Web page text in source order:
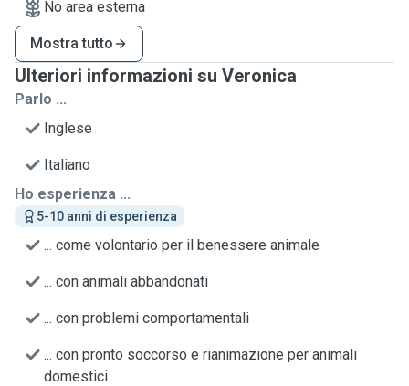
No area esterna
Mostra tutto
Ulteriori informazioni su Veronica
Parlo ...
Inglese
Italiano
Ho esperienza ...
5-10 anni di esperienza
... come volontario per il benessere animale
... con animali abbandonati
... con problemi comportamentali
... con pronto soccorso e rianimazione per animali
domestici